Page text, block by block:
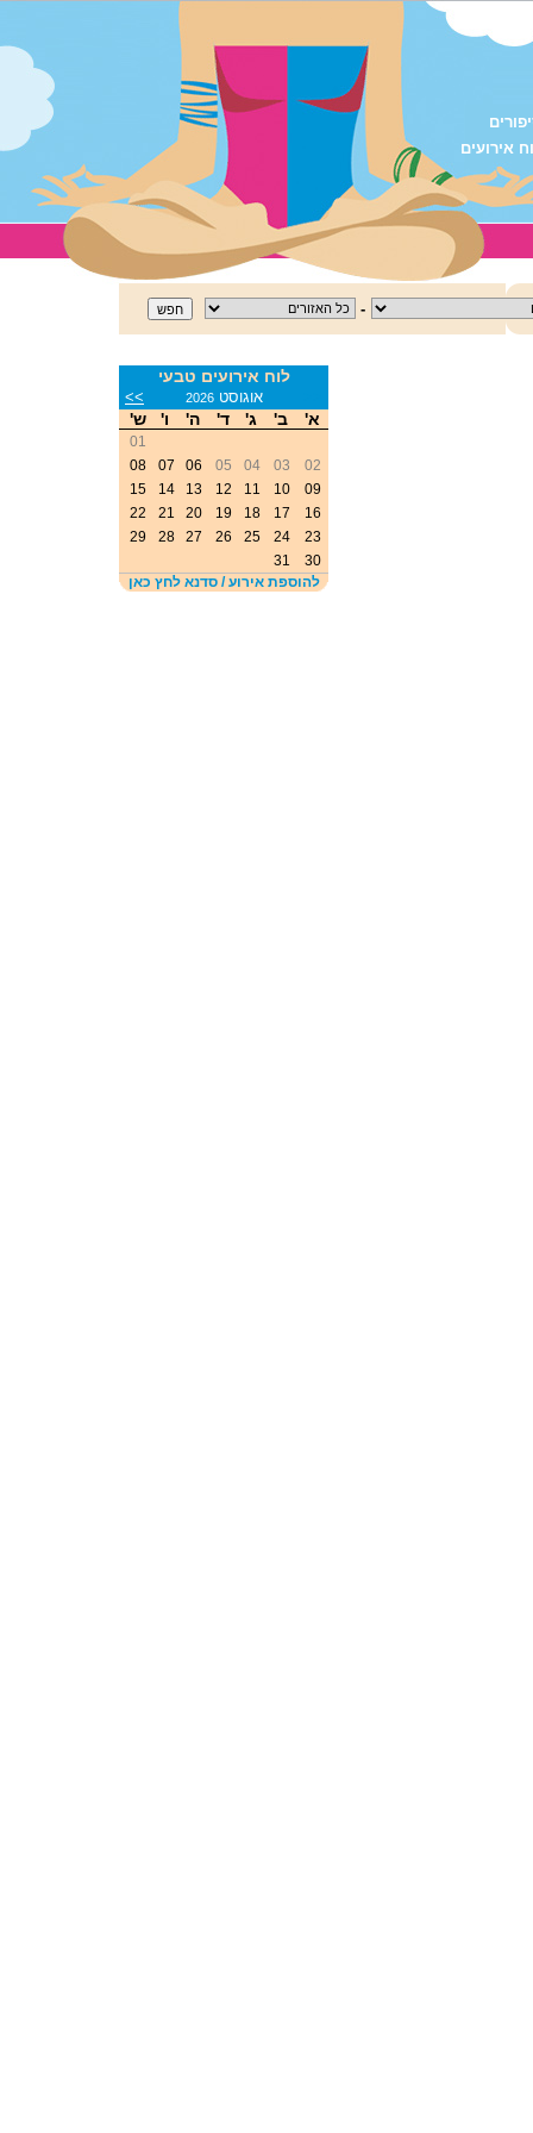
אירועים
-
לוח אירועים טבעי
אוגוסט2026
>>
א' ב' ג' ד' ה' ו' ש'
01
02
03
04
05
06
07
08
09
10
11
12
13
14
15
16
17
18
19
20
21
22
23
24
25
26
27
28
29
30
31
להוספת אירוע / סדנא לחץ כאן